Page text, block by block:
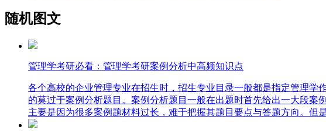
随机图文
管理学考研必看：管理学考研案例分析中高频知识点
各个高校的企业管理专业在招生时，招生专业目录一般都是指定管理
的莫过于案例分析题目。案例分析题目一般在出题时首先给出一大段
主要是因为很多案例题材料过长，难于把握其题目要点与答题方向。但